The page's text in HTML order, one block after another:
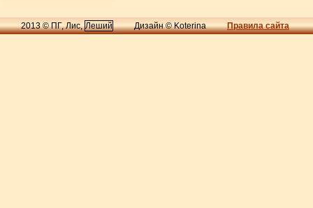
2013 © ПГ, Лис,Леший Дизайн © Koterina Правила сайта